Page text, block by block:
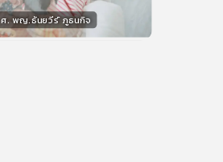
ศ. พญ.ธันยวีร์ ภูธนกิจ